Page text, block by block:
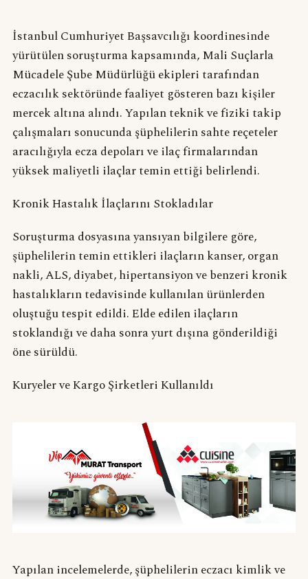
İstanbul Cumhuriyet Başsavcılığı koordinesinde
yürütülen soruşturma kapsamında, Mali Suçlarla
Mücadele Şube Müdürlüğü ekipleri tarafından
eczacılık sektöründe faaliyet gösteren bazı kişiler
mercek altına alındı. Yapılan teknik ve fiziki takip
çalışmaları sonucunda şüphelilerin sahte reçeteler
aracılığıyla ecza depoları ve ilaç firmalarından
yüksek maliyetli ilaçlar temin ettiği belirlendi.
Kronik Hastalık İlaçlarını Stokladılar
Soruşturma dosyasına yansıyan bilgilere göre,
şüphelilerin temin ettikleri ilaçların kanser, organ
nakli, ALS, diyabet, hipertansiyon ve benzeri kronik
hastalıkların tedavisinde kullanılan ürünlerden
oluştuğu tespit edildi. Elde edilen ilaçların
stoklandığı ve daha sonra yurt dışına gönderildiği
öne sürüldü.
Kuryeler ve Kargo Şirketleri Kullanıldı
Yapılan incelemelerde, şüphelilerin eczacı kimlik ve